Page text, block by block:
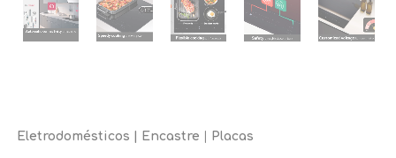
Eletrodomésticos Encastre Placas